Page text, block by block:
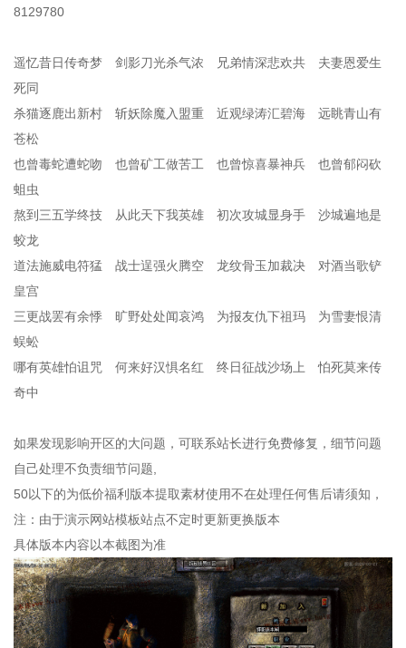
8129780
遥忆昔日传奇梦 剑影刀光杀气浓 兄弟情深悲欢共 夫妻恩爱生
死同
杀猫逐鹿出新村 斩妖除魔入盟重 近观绿涛汇碧海 远眺青山有
苍松
也曾毒蛇遭蛇吻 也曾矿工做苦工 也曾惊喜暴神兵 也曾郁闷砍
蛆虫
熬到三五学终技 从此天下我英雄 初次攻城显身手 沙城遍地是
蛟龙
道法施威电符猛 战士逞强火腾空 龙纹骨玉加裁决 对酒当歌铲
皇宫
三更战罢有余悸 旷野处处闻哀鸿 为报友仇下祖玛 为雪妻恨清
蜈蚣
哪有英雄怕诅咒 何来好汉惧名红 终日征战沙场上 怕死莫来传
奇中
如果发现影响开区的大问题，可联系站长进行免费修复，细节问题
自己处理不负责细节问题,
50以下的为低价福利版本提取素材使用不在处理任何售后请须知，
注：由于演示网站模板站点不定时更新更换版本
具体版本内容以本截图为准